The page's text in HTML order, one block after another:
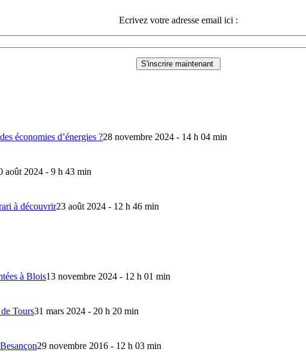
Ecrivez votre adresse email ici :
économies d’énergies ?28 novembre 2024 - 14 h 04 min
août 2024 - 9 h 43 min
à découvrir23 août 2024 - 12 h 46 min
à Blois13 novembre 2024 - 12 h 01 min
Tours31 mars 2024 - 20 h 20 min
29 novembre 2016 - 12 h 03 min